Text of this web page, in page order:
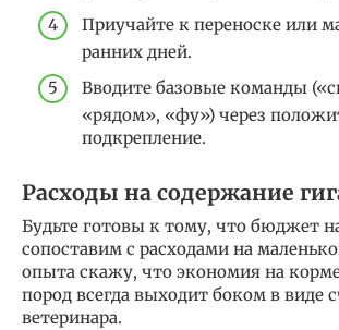
Приучайте к переноске или
ранних дней.
Вводите базовые команды
«рядом», «фу») через
подкрепление.
Расходы на содержание
Будьте готовы к тому, что бюджет
сопоставим с расходами на
опыта скажу, что экономия на
пород всегда выходит боком в виде
ветеринара.